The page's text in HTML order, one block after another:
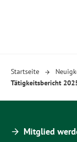
Startseite
Tätigkeitsbericht
Mitglied